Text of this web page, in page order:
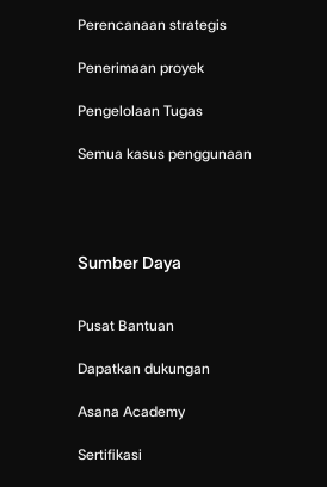
Perencanaan strategis
Penerimaan proyek
Pengelolaan Tugas
Semua kasus penggunaan
Sumber Daya
Pusat Bantuan
Dapatkan dukungan
Asana Academy
Sertifikasi